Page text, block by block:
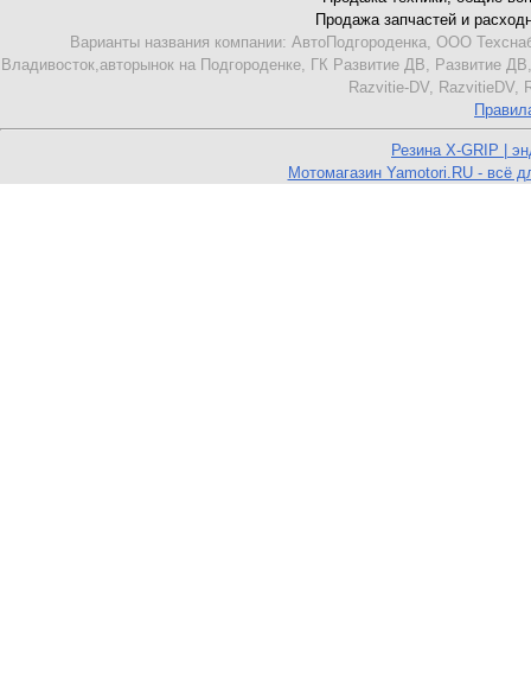
Продажа запчастей и
Варианты названия компании: АвтоПодгороденка, ООО
Владивосток,авторынок на Подгороденке, ГК Развитие ДВ,
Razvitie-DV, RazvitieDV,
Резина X-GRIP |
Мотомагазин Yamotori.RU - всё